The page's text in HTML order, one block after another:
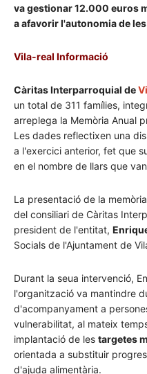
va gestionar 12.000 euros
a afavorir l'autonomia de
Vila-real Informació
Càritas Interparroquial de
un total de 311 famílies,
arreplega la Memòria Anual
Les dades reflectixen una
a l'exercici anterior, fet que
en el nombre de llars que
La presentació de la
del consiliari de Càritas
president de l'entitat,
Socials de l'Ajuntament de
Durant la seua intervenció,
l'organització va mantindre
d'acompanyament a
vulnerabilitat, al mateix
implantació de les targetes
orientada a substituir
d'ajuda alimentària.